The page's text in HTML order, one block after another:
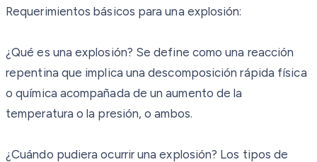
Requerimientos básicos para una explosión:
¿Qué es una explosión? Se define como una reacción
repentina que implica una descomposición rápida física
o química acompañada de un aumento de la
temperatura o la presión, o ambos.
¿Cuándo pudiera ocurrir una explosión? Los tipos de